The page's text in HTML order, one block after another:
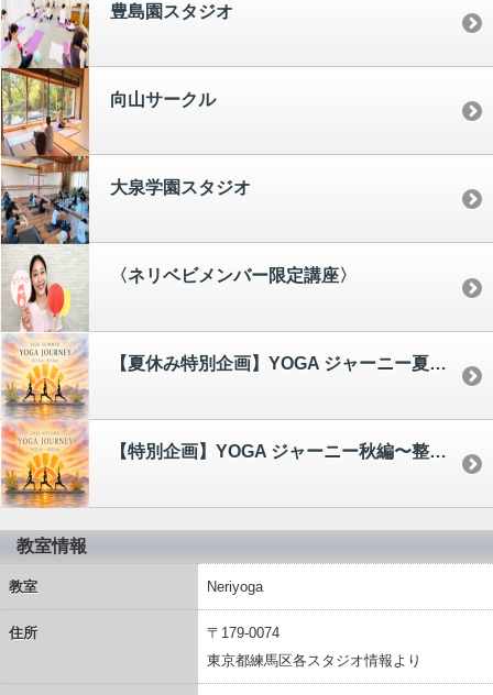
豊島園スタジオ
向山サークル
大泉学園スタジオ
〈ネリベビメンバー限定講座〉
【夏休み特別企画】YOGA ジャーニー夏編〜整える、そして高める(8/11〜8/13)
【特別企画】YOGA ジャーニー秋編〜整える、そして高める(9/21〜9/23)
教室情報
教室 Neriyoga
住所
〒179-0074
東京都練馬区各スタジオ情報より